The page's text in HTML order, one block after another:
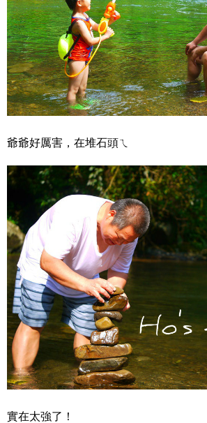
爺爺好厲害，在堆石頭ㄟ
實在太強了！